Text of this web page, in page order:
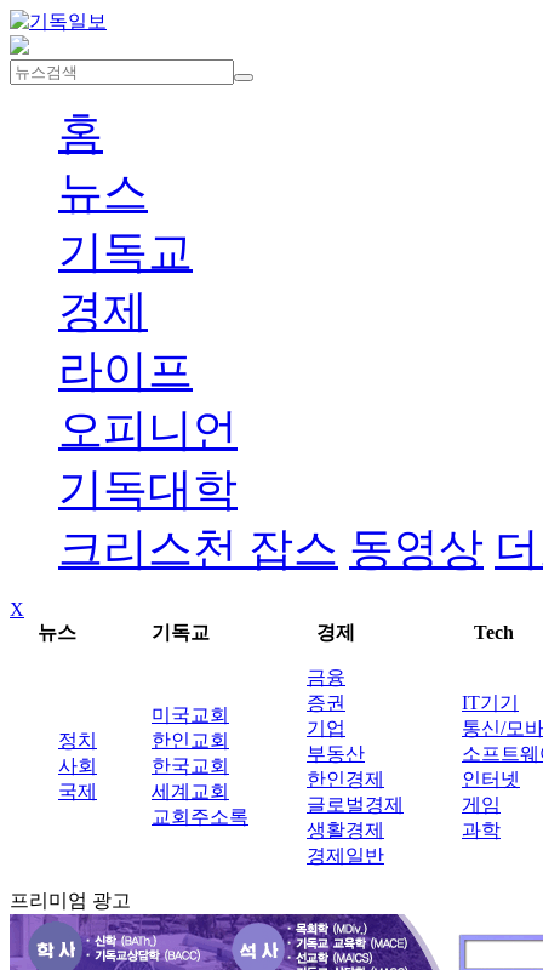
홈
뉴스
기독교
경제
라이프
오피니언
기독대학
크리스천 잡스 동영상
X
뉴스
기독교 경제 Tech
정치
사회
국제
미국교회
한인교회
한국교회
세계교회
교회주소록
금융
증권
기업
부동산
한인경제
글로벌경제
생활경제
경제일반
IT기기
통신/모
소프트웨
인터넷
게임
과학
프리미엄 광고